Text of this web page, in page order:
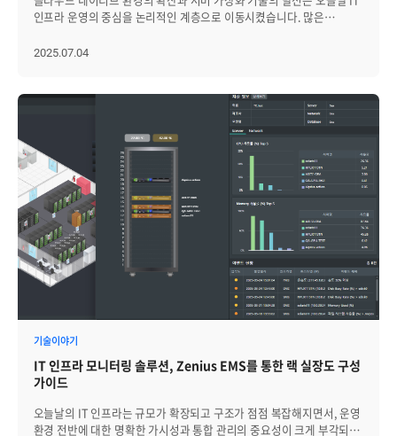
건강 상태를 단일 화면에서 점검할 수 있어 관리의 일관성이 확보됩니다.
모듈 단위의 유연한 확장: Add-on 방식으로 필요한 기능만 선택해
클라우드 모듈을 단계적으로 확장하더라도 기존의 운영 프로세스를
맵을 통한 연관관계 시각화: 토폴로지 맵을 통해 시스템 간 연관관계를
한눈에 파악하고 장애 발생 시 위치를 신속하게 확인할 수 있습니다.
다수의 Map 모니터링을 위한 멀티 슬라이드쇼 기능도 함께 지원되어,
대규모 인프라 운영 환경에서도 가시성이 확보됩니다. 플랫폼 중심의
통합 관제는 인프라가 확장될수록 그 가치가 커집니다. 신규 기술이
도입되어도 동일한 운영 체계 안에서 흡수할 수 있어, 장기적으로 운영
효율을 높이고 안정적인 인프라 환경을 구축하는 데 유리합니다. 2.
데이터를 인사이트로 전환하는 'AI 기반 분석' 방대한 모니터링
데이터는 운영자가 즉시 이해하고 조치할 수 있는 형태로 가공되어야만
비로소 가치를 가집니다. Zenius EMS v9.0은 맞춤형 성능 분석과
대화형 AI Agent를 결합하여, 단순한 지표 나열을 넘어 운영자의
의사결정에 직접 활용할 수 있는 인사이트를 제공합니다. 맞춤형 성능
분석: 성능 데이터 분석 도표를 사용자 편의에 맞게 구성하여 성능
상태를 직관적으로 파악할 수 있고, 다양한 지표 분석을 통해 이상
비교, 상관관계, 시간대별 분석, 증설 필요성, 이벤트, 통계 등 다각도
분석 옵션을 통해 단편적 지표가 아닌 인프라 전반의 흐름을 해석할 수
있습니다. 대화형 AI Agent: 자연어 질의를 통해 복잡한 장애 상황을
대한 인사이트를 전달합니다. 운영자가 여러 화면을 오가며 데이터를
직접 조합하지 않아도, AI Agent가 흩어진 신호를 연결해 의미 있는
인프라 운영의 중심을 논리적인 계층으로 이동시켰습니다. 많은
집중하는 경향이 짙어지고 있습니다. 그러나 이러한 추세 속에서도
실시간 상태 모니터링과 제어를 위한 관리 체계입니다. 물리 인프라는
눈에 띄지 않지만, 전력 이상, 공조 시스템 오류, 급격한 온도 변화
등으로 인해 실제 서비스 중단의 주요 원인이 되곤 합니다. 논리적
시스템이 아무리 안정적으로 설계되어 있어도, 물리 환경의 불안정은
전체 IT 서비스에 심각한 영향을 미칠 수 있습니다. 따라서 현재의 IT
환경에서도 전산설비 관리 시스템(FMS)은 여전히 중요한 역할을
담당하며, 이전보다 더 정교한 관제 기능과 신속한 대응 역량이 요구되고
있습니다. 이러한 변화에 대응하기 위해, 많은 기관과 기업들은 FMS를
적극 도입해 운영 리스크를 최소화하고 안정성을 강화하고 있습니다.
그중에서도 Zenius FMS는 물리 인프라 운영에 특화된 통합 관리
플랫폼으로, 실시간 모니터링부터 지능형 장애 대응, 자동 제어,
리포팅까지 폭넓은 기능을 제공하며, 디지털 전환 시대의 안정적인
인프라 운영을 위한 핵심 솔루션으로 널리 활용되고 있습니다. 전산설비
관리 시스템, Zenius FMS의 주요 기능 5가지 Zenius FMS는 전산실 내
UPS, 항온항습기, 온습도 센서, IoT 센서 등 다양한 부대설비를 하나의
대응, 자동 제어, 리포팅까지 일원화된 방식으로 제공합니다. Zenius
FMS는 물리 인프라 운영의 가시성을 높이고, 장애 대응력을 강화하며,
전체 IT 인프라의 안정성을 실질적으로 확보할 수 있도록
설계되었습니다. 1) 실시간 모니터링 Zenius FMS는 UPS, 항온항습기,
2025.07.04
기술이야기
IT 인프라 모니터링 솔루션, Zenius EMS를 통한 랙 실장도 구성
가이드
오늘날의 IT 인프라는 규모가 확장되고 구조가 점점 복잡해지면서, 운영
환경 전반에 대한 명확한 가시성과 통합 관리의 중요성이 크게 부각되고